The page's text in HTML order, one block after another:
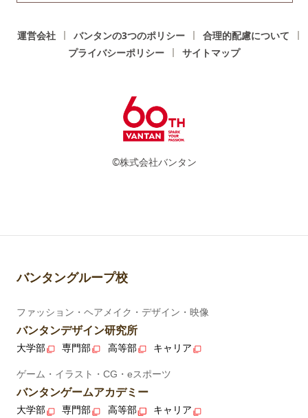
運営会社 バンタンの3つのポリシー
合理的配慮について
プライバシーポリシー
サイトマップ
©株式会社バンタン
バンタングループ校
ファッション・ヘアメイク・デザイン・映像
バンタンデザイン研究所
大学部 専門部 高等部 キャリア
ゲーム・イラスト・CG・eスポーツ
バンタンゲームアカデミー
大学部 専門部 高等部 キャリア